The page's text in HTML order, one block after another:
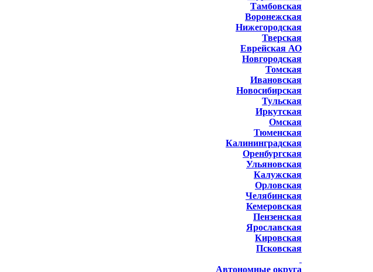
Тамбовская
Воронежская
Нижегородская
Тверская
Еврейская АО
Новгородская
Томская
Ивановская
Новосибирская
Тульская
Иркутская
Омская
Тюменская
Калининградская
Оренбургская
Ульяновская
Калужская
Орловская
Челябинская
Кемеровская
Пензенская
Ярославская
Кировская
Псковская
Автономные округа